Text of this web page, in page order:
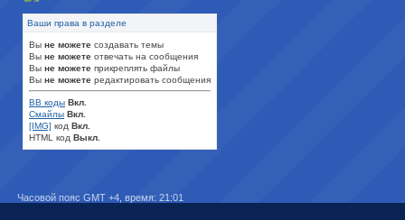
Ваши права в разделе
Вы не можете создавать темы
Вы не можете отвечать на сообщения
Вы не можете прикреплять файлы
Вы не можете редактировать сообщения
BB коды Вкл.
Смайлы Вкл.
[IMG] код Вкл.
HTML код Выкл.
Часовой пояс GMT +4, время: 21:01